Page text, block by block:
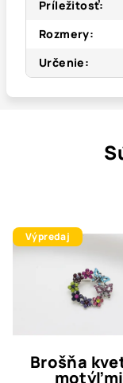
Príležitosť:
Rozmery:
Určenie:
Výpredaj
Brošňa
motýľmi